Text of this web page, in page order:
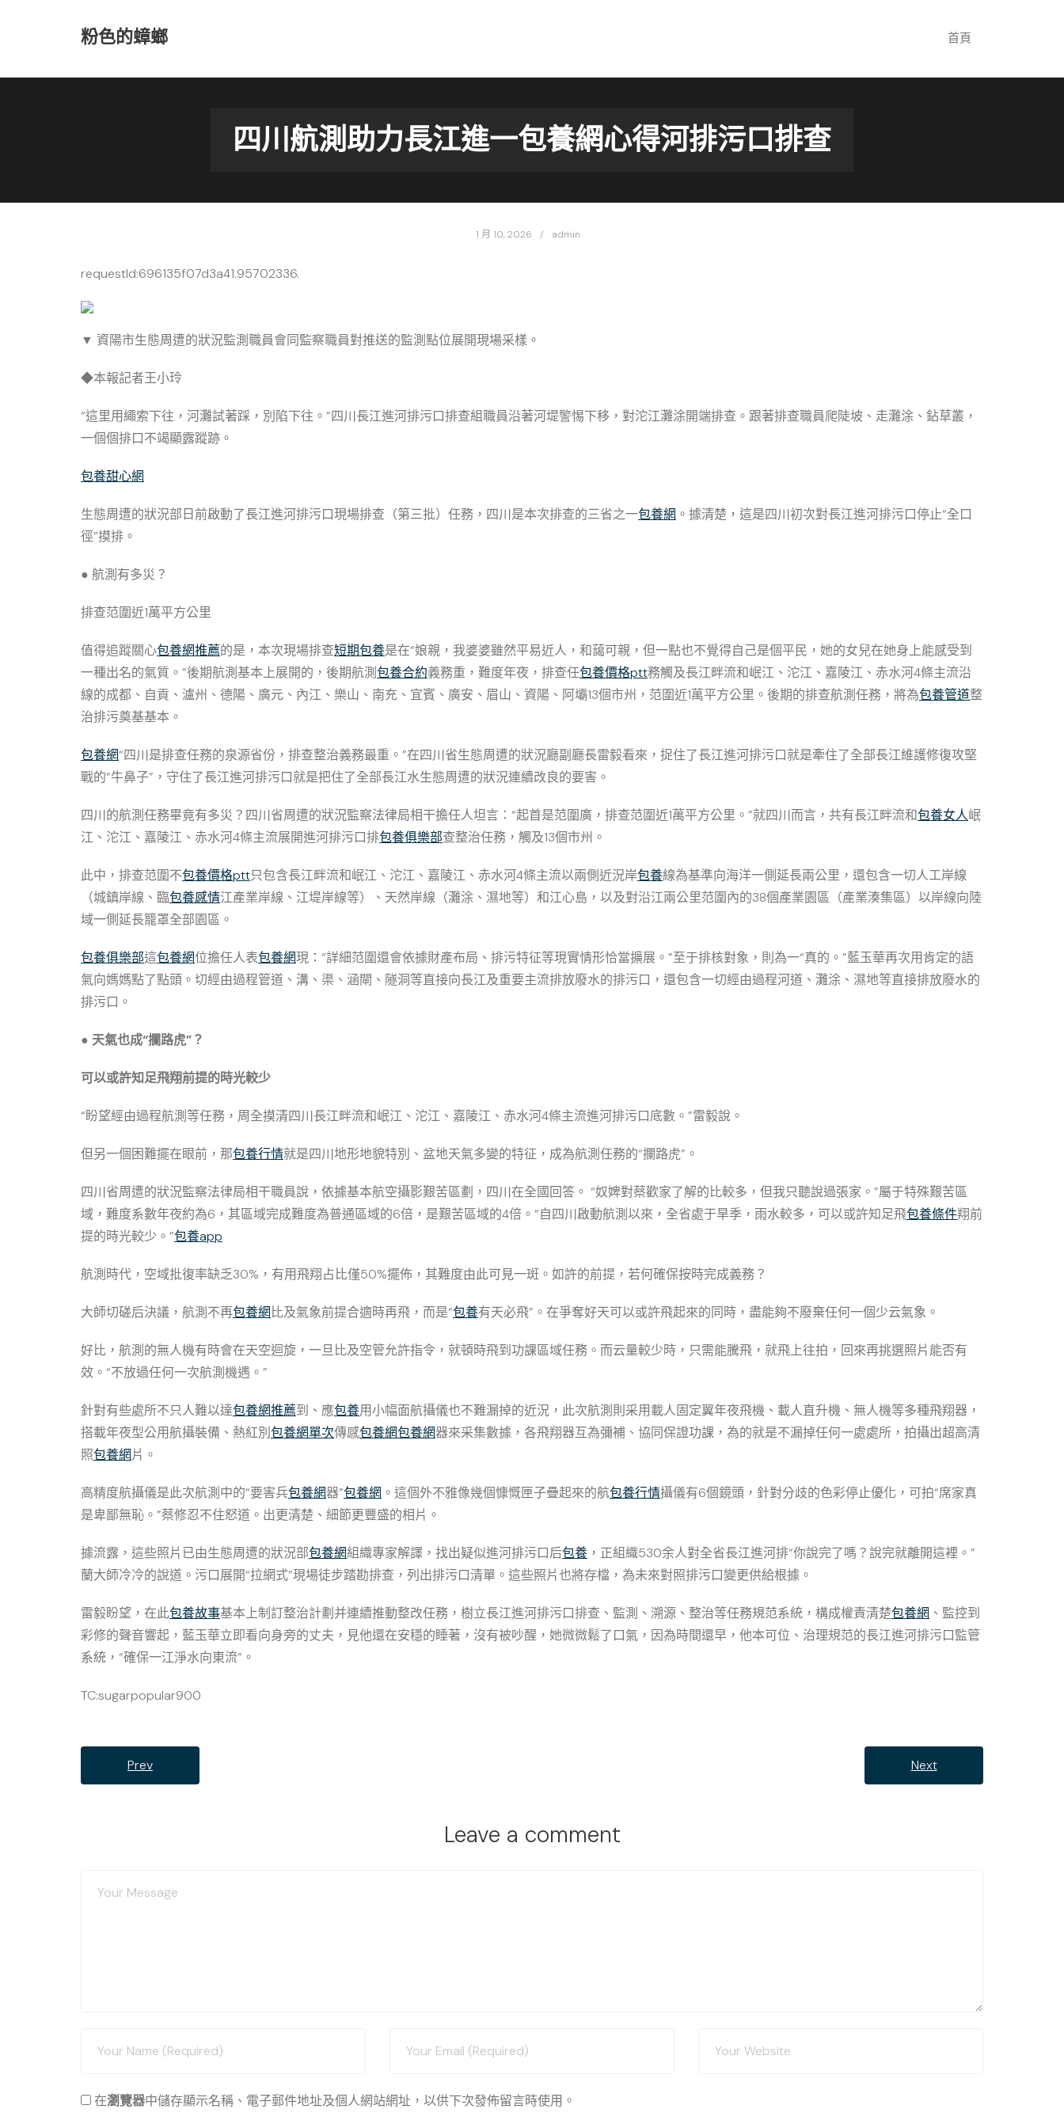
粉色的蟑螂 首頁
四川航測助力長江進一包養網心得河排污口排查
1 月 10, 2026 admin
requestId:696135f07d3a41.95702336.
▼ 資陽市生態周遭的狀況監測職員會同監察職員對推送的監測點位展開現場采樣。
◆本報記者王小玲
“這里用繩索下往，河灘試著踩，別陷下往。”四川長江進河排污口排查組職員沿著河堤警惕下移，對沱江灘涂開端排查。跟著排查職員爬陡坡、走灘涂、鉆草叢，
一個個排口不竭顯露蹤跡。
包養甜心網
生態周遭的狀況部日前啟動了長江進河排污口現場排查（第三批）任務，四川是本次排查的三省之一包養網 。據清楚，這是四川初次對長江進河排污口停止“全口
徑”摸排。
● 航測有多災？
排查范圍近1萬平方公里
值得追蹤關心包養網推薦的是，本次現場排查短期包養是在“娘親，我婆婆雖然平易近人，和藹可親，但一點也不覺得自己是個平民，她的女兒在她身上能感受到
一種出名的氣質。”後期航測基本上展開的，後期航測包養合約義務重，難度年夜，排查任包養價格ptt務觸及長江畔流和岷江、沱江、嘉陵江、赤水河4條主流沿
線的成都、自貢、瀘州、德陽、廣元、內江、樂山、南充、宜賓、廣安、眉山、資陽、阿壩13個市州，范圍近1萬平方公里。後期的排查航測任務，將為包養管道整
治排污奠基基本。
包養網“四川是排查任務的泉源省份，排查整治義務最重。”在四川省生態周遭的狀況廳副廳長雷毅看來，捉住了長江進河排污口就是牽住了全部長江維護修復攻堅
戰的“牛鼻子”，守住了長江進河排污口就是把住了全部長江水生態周遭的狀況連續改良的要害。
四川的航測任務畢竟有多災？四川省周遭的狀況監察法律局相干擔任人坦言：“起首是范圍廣，排查范圍近1萬平方公里。”就四川而言，共有長江畔流和包養女人岷
江、沱江、嘉陵江、赤水河4條主流展開進河排污口排包養俱樂部查整治任務，觸及13個市州。
此中，排查范圍不包養價格ptt只包含長江畔流和岷江、沱江、嘉陵江、赤水河4條主流以兩側近況岸包養線為基準向海洋一側延長兩公里，還包含一切人工岸線
（城鎮岸線、臨包養感情江產業岸線、江堤岸線等）、天然岸線（灘涂、濕地等）和江心島，以及對沿江兩公里范圍內的38個產業園區（產業湊集區）以岸線向陸
域一側延長籠罩全部園區。
包養俱樂部這包養網位擔任人表包養網現：“詳細范圍還會依據財產布局、排污特征等現實情形恰當擴展。”至于排核對象，則為一“真的。”藍玉華再次用肯定的語
氣向媽媽點了點頭。切經由過程管道、溝、渠、涵閘、隧洞等直接向長江及重要主流排放廢水的排污口，還包含一切經由過程河道、灘涂、濕地等直接排放廢水的
排污口。
● 天氣也成“攔路虎”？
可以或許知足飛翔前提的時光較少
“盼望經由過程航測等任務，周全摸清四川長江畔流和岷江、沱江、嘉陵江、赤水河4條主流進河排污口底數。”雷毅說。
但另一個困難擺在眼前，那包養行情就是四川地形地貌特別、盆地天氣多變的特征，成為航測任務的“攔路虎”。
四川省周遭的狀況監察法律局相干職員說，依據基本航空攝影艱苦區劃，四川在全國回答。 “奴婢對蔡歡家了解的比較多，但我只聽說過張家。”屬于特殊艱苦區
域，難度系數年夜約為6，其區域完成難度為普通區域的6倍，是艱苦區域的4倍。“自四川啟動航測以來，全省處于旱季，雨水較多，可以或許知足飛包養條件翔前
提的時光較少。”包養app
航測時代，空域批復率缺乏30%，有用飛翔占比僅50%擺佈，其難度由此可見一斑。如許的前提，若何確保按時完成義務？
大師切磋后決議，航測不再包養網比及氣象前提合適時再飛，而是“包養有天必飛”。在爭奪好天可以或許飛起來的同時，盡能夠不廢棄任何一個少云氣象。
好比，航測的無人機有時會在天空迴旋，一旦比及空管允許指令，就頓時飛到功課區域任務。而云量較少時，只需能騰飛，就飛上往拍，回來再挑選照片能否有
效。“不放過任何一次航測機遇。”
針對有些處所不只人難以達包養網推薦到、應包養用小幅面航攝儀也不難漏掉的近況，此次航測則采用載人固定翼年夜飛機、載人直升機、無人機等多種飛翔器，
搭載年夜型公用航攝裝備、熱紅別 包養網單次傳感包養網包養網器來采集數據，各飛翔器互為彌補、協同保證功課，為的就是不漏掉任何一處處所，拍攝出超高清
照包養網片。
高精度航攝儀是此次航測中的“要害兵包養網器”包養網 。這個外不雅像幾個慷慨匣子疊起來的航包養行情攝儀有6個鏡頭，針對分歧的色彩停止優化，可拍“席家真
是卑鄙無恥。”蔡修忍不住怒道。出更清楚、細節更豐盛的相片。
據流露，這些照片已由生態周遭的狀況部包養網組織專家解譯，找出疑似進河排污口后包養 ，正組織530余人對全省長江進河排“你說完了嗎？說完就離開這裡。”
蘭大師冷冷的說道。污口展開“拉網式”現場徒步踏勘排查，列出排污口清單。這些照片也將存檔，為未來對照排污口變更供給根據。
雷毅盼望，在此包養故事基本上制訂整治計劃并連續推動整改任務，樹立長江進河排污口排查、監測、溯源、整治等任務規范系統，構成權責清楚包養網 、監控到
彩修的聲音響起，藍玉華立即看向身旁的丈夫，見他還在安穩的睡著，沒有被吵醒，她微微鬆了口氣，因為時間還早，他本可位、治理規范的長江進河排污口監管
系統，“確保一江淨水向東流”。
TC:sugarpopular900
Prev Next
Leave a comment
在瀏覽器中儲存顯示名稱、電子郵件地址及個人網站網址，以供下次發佈留言時使用。